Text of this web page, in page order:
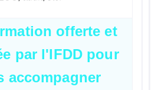
offerte et
par l'IFDD pour
accompagner